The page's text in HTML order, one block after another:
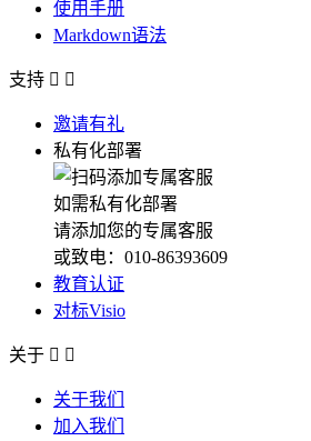
使用手册
Markdown语法
支持  
邀请有礼
私有化部署
如需私有化部署
请添加您的专属客服
或致电：010-86393609
教育认证
对标Visio
关于  
关于我们
加入我们